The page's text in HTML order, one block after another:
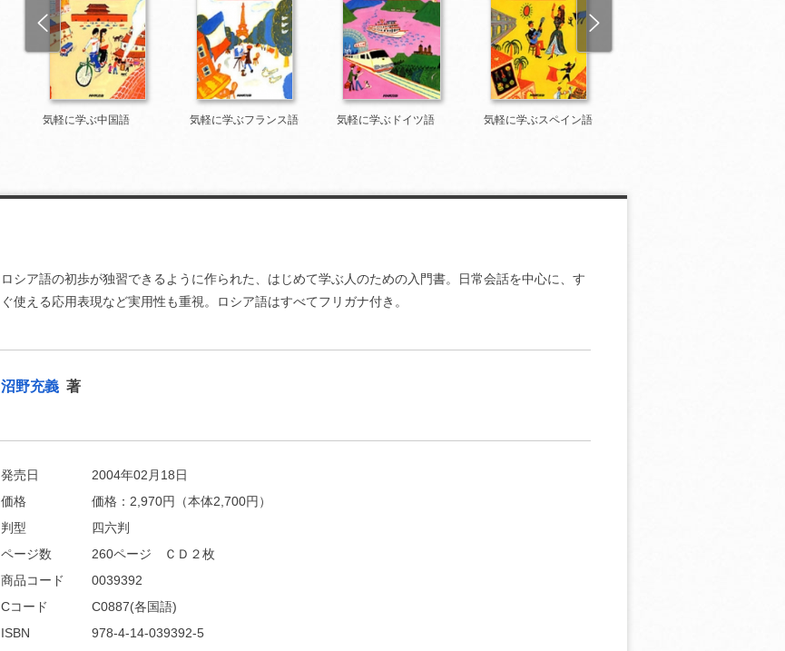
他にも商品を買う
気軽に学ぶ中国語 気軽に学ぶフランス語 気軽に学ぶドイツ語 気軽に学ぶスペイン語
ロシア語の初歩が独習できるように作られた、はじめて学ぶ人のための入門書。日常会話を中心に、す
ぐ使える応用表現など実用性も重視。ロシア語はすべてフリガナ付き。
沼野充義 著
発売日
2004年02月18日
価格
価格： 2,970円（本体2,700円）
判型
四六判
ページ数
260ページ ＣＤ２枚
商品コード
0039392
Cコード
C0887(各国語)
ISBN
978-4-14-039392-5